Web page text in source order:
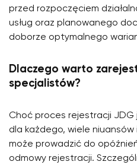
przed rozpoczęciem
usług oraz planowanego
doborze optymalnego
Dlaczego warto
specjalistów?
Choć proces rejestracji
dla każdego, wiele
może prowadzić do
odmowy rejestracji.